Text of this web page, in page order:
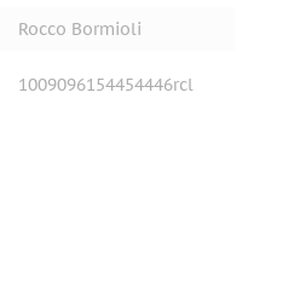
Rocco Bormioli
1009096154454446rcl